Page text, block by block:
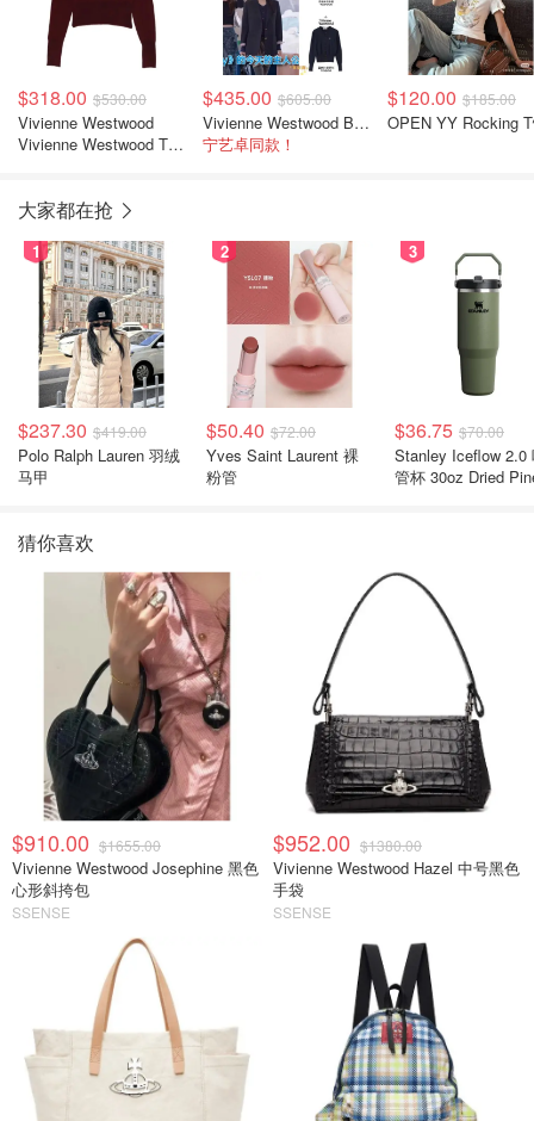
$318.00 $530.00
Vivienne Westwood
Vivienne Westwood Tit
$435.00 $605.00
Vivienne Westwood Bea 开衫
宁艺卓同款！
$120.00 $185.00
OPEN YY Rocking
大家都在抢
1
$237.30 $419.00
Polo Ralph Lauren 羽绒
马甲
2
$50.40 $72.00
Yves Saint Laurent 裸
粉管
3
$36.75 $70.00
Stanley Iceflow 2.0 吸
管杯 30oz Dried
猜你喜欢
$910.00 $1655.00
Vivienne Westwood Josephine 黑色
心形斜挎包
SSENSE
$952.00 $1380.00
Vivienne Westwood Hazel 中号黑色
手袋
SSENSE